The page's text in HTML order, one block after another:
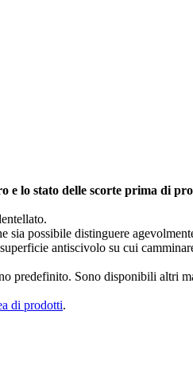
e lo stato delle scorte prima di
possibile distinguere
antiscivolo su cui
predefinito. Sono disponibili altri
di prodotti.